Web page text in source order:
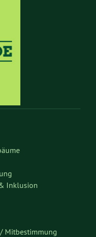
Inklusion
Mitbestimmung